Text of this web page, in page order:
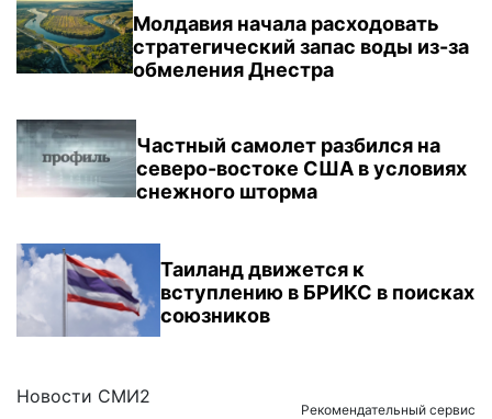
Молдавия начала расходовать
стратегический запас воды из-за
обмеления Днестра
Частный самолет разбился на
северо-востоке США в условиях
снежного шторма
Таиланд движется к
вступлению в БРИКС в поисках
союзников
Новости СМИ2
Рекомендательный сервис